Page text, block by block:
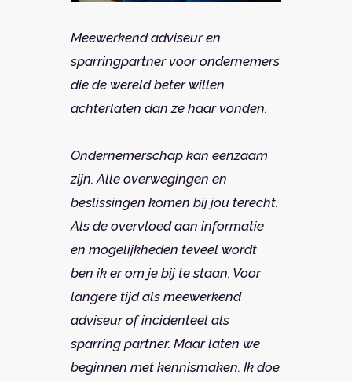
Meewerkend adviseur en
sparringpartner voor ondernemers
die de wereld beter willen
achterlaten dan ze haar vonden.
Ondernemerschap kan eenzaam
zijn. Alle overwegingen en
beslissingen komen bij jou terecht.
Als de overvloed aan informatie
en mogelijkheden teveel wordt
ben ik er om je bij te staan. Voor
langere tijd als meewerkend
adviseur of incidenteel als
sparring partner. Maar laten we
beginnen met kennismaken. Ik doe